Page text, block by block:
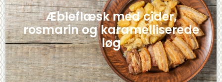
Æbleflæsk med cider,
rosmarin og karamelliserede
løg